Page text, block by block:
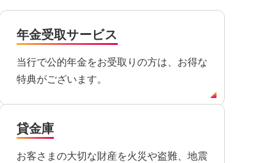
年金受取サービス
当行で公的年金をお受取りの方は、お得な
特典がございます。
貸金庫
お客さまの大切な財産を火災や盗難、地震